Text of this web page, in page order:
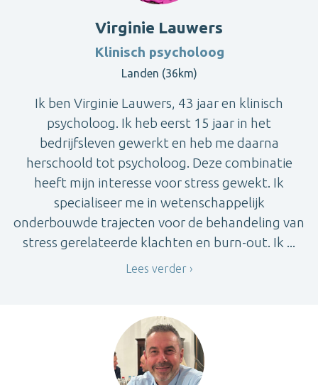
Virginie Lauwers
Klinisch psycholoog
Landen (36km)
Ik ben Virginie Lauwers, 43 jaar en klinisch
psycholoog. Ik heb eerst 15 jaar in het
bedrijfsleven gewerkt en heb me daarna
herschoold tot psycholoog. Deze combinatie
heeft mijn interesse voor stress gewekt. Ik
specialiseer me in wetenschappelijk
onderbouwde trajecten voor de behandeling van
stress gerelateerde klachten en burn-out. Ik ...
Lees verder